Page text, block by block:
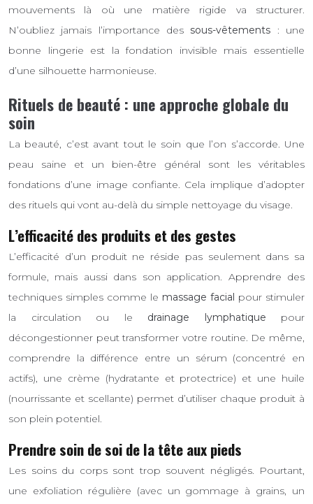
mouvements là où une matière rigide va structurer.
N’oubliez jamais l’importance des sous-vêtements : une
bonne lingerie est la fondation invisible mais essentielle
d’une silhouette harmonieuse.
Rituels de beauté : une approche globale du
soin
La beauté, c’est avant tout le soin que l’on s’accorde. Une
peau saine et un bien-être général sont les véritables
fondations d’une image confiante. Cela implique d’adopter
des rituels qui vont au-delà du simple nettoyage du visage.
L’efficacité des produits et des gestes
L’efficacité d’un produit ne réside pas seulement dans sa
formule, mais aussi dans son application. Apprendre des
techniques simples comme le massage facial pour stimuler
la circulation ou le drainage lymphatique pour
décongestionner peut transformer votre routine. De même,
comprendre la différence entre un sérum (concentré en
actifs), une crème (hydratante et protectrice) et une huile
(nourrissante et scellante) permet d’utiliser chaque produit à
son plein potentiel.
Prendre soin de soi de la tête aux pieds
Les soins du corps sont trop souvent négligés. Pourtant,
une exfoliation régulière (avec un gommage à grains, un